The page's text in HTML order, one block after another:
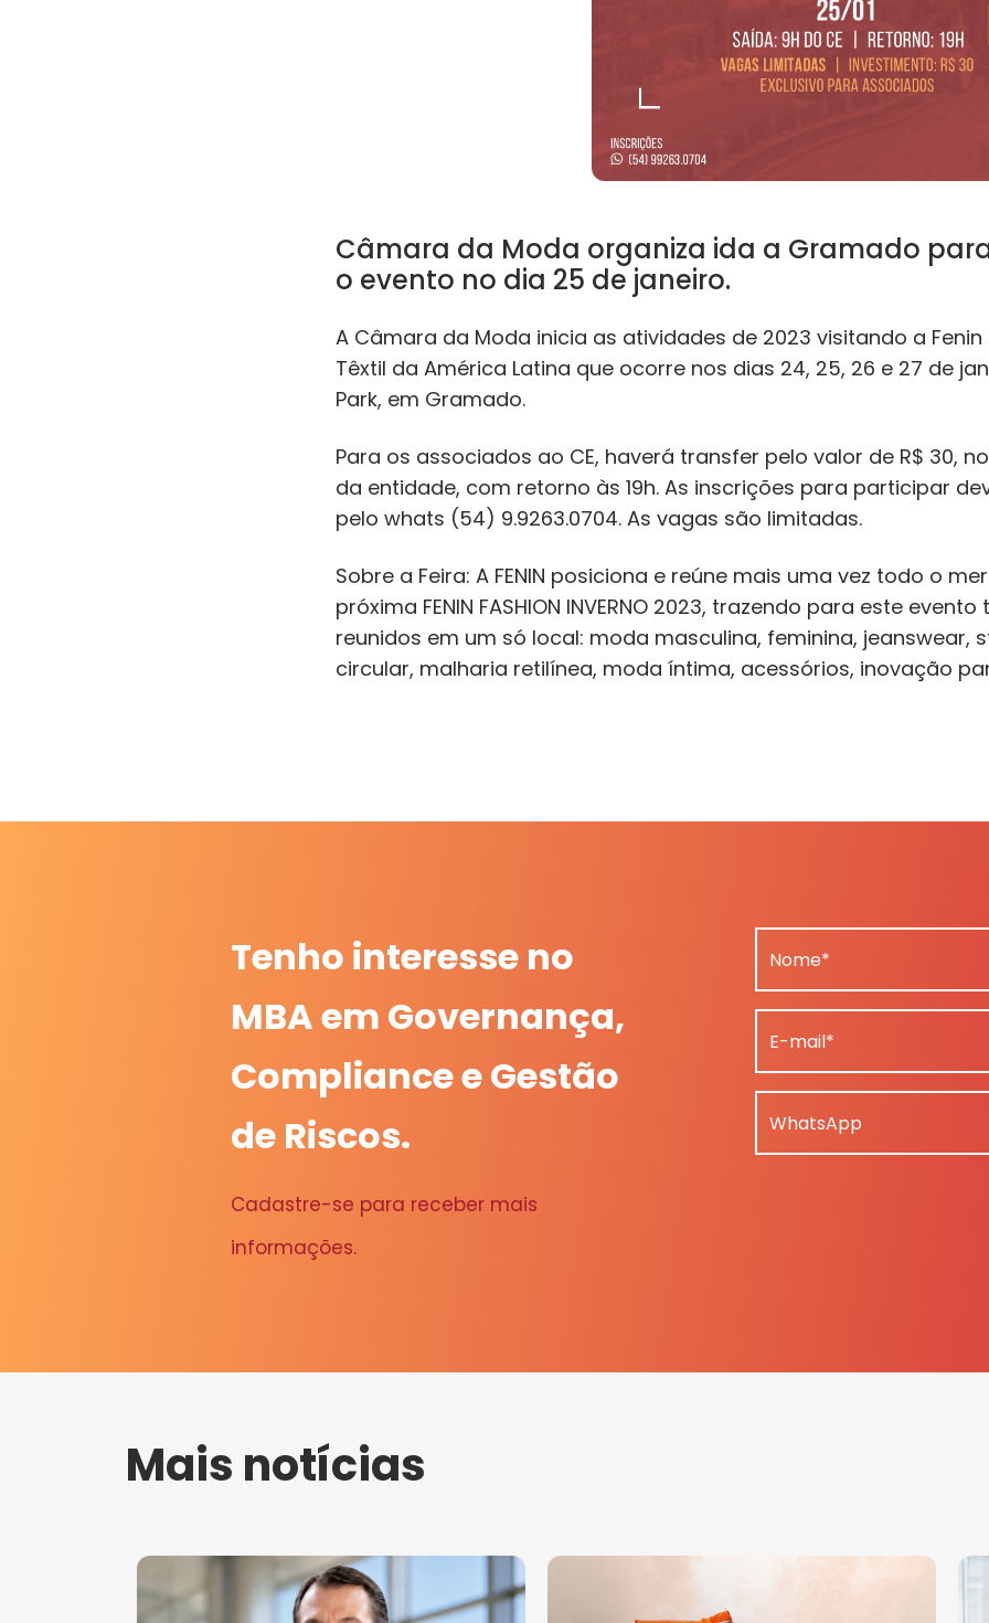
Câmara da Moda organiza ida a Gramado
o evento no dia 25 de janeiro.
A Câmara da Moda inicia as atividades de 2023 visitando a
Têxtil da América Latina que ocorre nos dias 24, 25, 26 e 27 de
Park, em Gramado.
Para os associados ao CE, haverá transfer pelo valor de R$ 30,
da entidade, com retorno às 19h. As inscrições para participar
pelo whats (54) 9.9263.0704. As vagas são limitadas.
Sobre a Feira: A FENIN posiciona e reúne mais uma vez todo o
próxima FENIN FASHION INVERNO 2023, trazendo para este
reunidos em um só local: moda masculina, feminina, jeanswear,
circular, malharia retilínea, moda íntima, acessórios, inovação
Tenho interesse no
MBA em Governança,
Compliance e Gestão
de Riscos.
Cadastre-se para receber mais
informações.
Nome*
E-mail*
WhatsApp
Mais notícias